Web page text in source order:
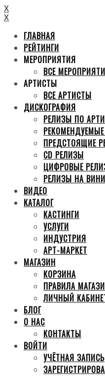
X
X
ГЛАВНАЯ
РЕЙТИНГИ
МЕРОПРИЯТИЯ
ВСЕ
АРТИСТЫ
ВСЕ АРТИСТЫ
ДИСКОГРАФИЯ
РЕЛИЗЫ ПО
ПРЕДСТОЯЩИЕ
CD РЕЛИЗЫ
ЦИФРОВЫЕ
РЕЛИЗЫ НА
ВИДЕО
КАТАЛОГ
КАСТИНГИ
УСЛУГИ
ИНДУСТРИЯ
АРТ-МАРКЕТ
МАГАЗИН
КОРЗИНА
ПРАВИЛА
ЛИЧНЫЙ
БЛОГ
О НАС
КОНТАКТЫ
ВОЙТИ
УЧЁТНАЯ ЗАПИСЬ